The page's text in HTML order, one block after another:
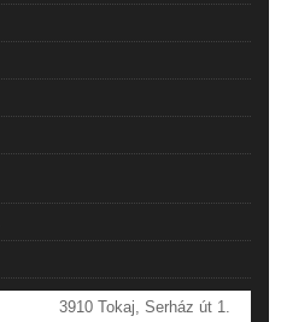
3910 Tokaj, Serház út 1.